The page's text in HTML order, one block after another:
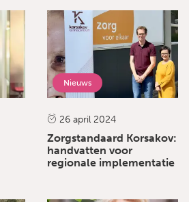
Nieuws
26 april 2024
Zorgstandaard Korsakov:
handvatten voor
regionale implementatie